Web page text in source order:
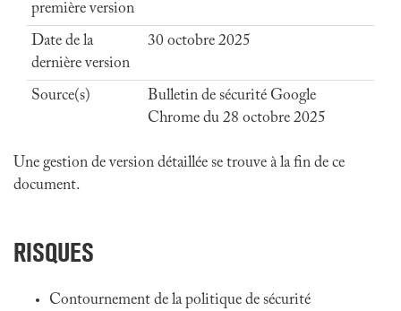
première version
Date de la
dernière version
30 octobre 2025
Source(s)
Bulletin de sécurité Google
Chrome du 28 octobre 2025
Une gestion de version détaillée se trouve à la fin de ce
document.
RISQUES
Contournement de la politique de sécurité